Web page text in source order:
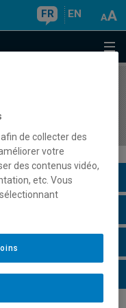
FR EN
de collecter des
votre
des contenus vidéo,
etc. Vous